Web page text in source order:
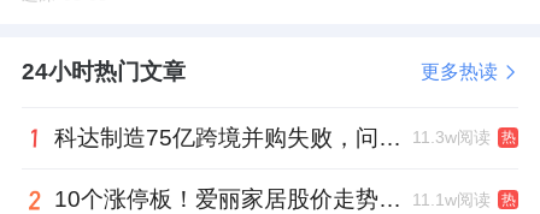
24小时热门文章 更多热读
科达制造75亿跨境并购失败，问题出在哪一关？ 11.3w阅读 热
10个涨停板！爱丽家居股价走势有点狂 11.1w阅读 热